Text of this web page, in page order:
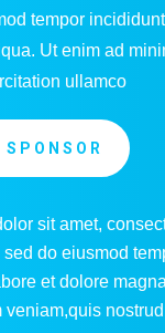
tempor
Ut enim ad
ullamco
sit amet,
do eiusmod
et dolore
veniam,quis